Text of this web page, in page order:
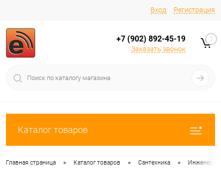
Вход Регистрация
+7 (902) 892-45-19
Заказать звонок
0
Каталог товаров
Главная страница • Каталог товаров • Сантехника •